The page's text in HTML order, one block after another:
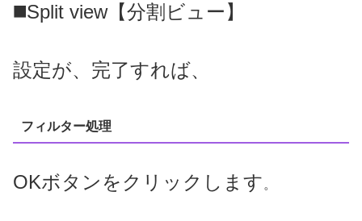
◼️Split view【分割ビュー】
設定が、完了すれば、
フィルター処理
OKボタンをクリックします 。